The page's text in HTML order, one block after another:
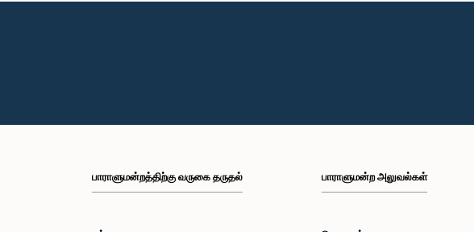
பாராளுமன்றத்திற்கு வருகை தருதல் பாராளுமன்ற அலுவல்கள்